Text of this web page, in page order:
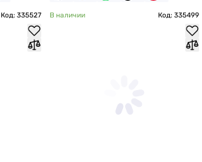
Код: 335527 В наличии Код: 335499